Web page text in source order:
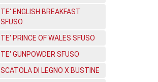
TE' ENGLISH BREAKFAST
SFUSO
TE' PRINCE OF WALES SFUSO
TE' GUNPOWDER SFUSO
SCATOLA DI LEGNO X BUSTINE